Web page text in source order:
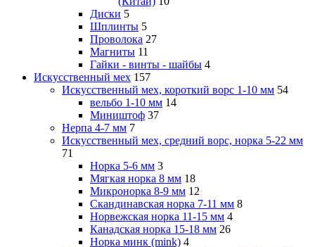
Диски 5
Шплинты 5
Проволока 27
Магниты 11
Гайки - винты - шайбы 4
Искусственный мех 157
Искусственный мех, короткий ворс 1-10 мм 54
вельбо 1-10 мм 14
Миништоф 37
Нерпа 4-7 мм 7
Искусственный мех, средний ворс, норка 5-22 мм
71
Норка 5-6 мм 3
Мягкая норка 8 мм 18
Микронорка 8-9 мм 12
Скандинавская норка 7-11 мм 8
Норвежская норка 11-15 мм 4
Канадская норка 15-18 мм 26
Норка минк (mink) 4